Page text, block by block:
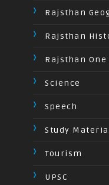
Rajsthan
Rajsthan
Rajsthan One
Science
Speech
Study
Tourism
UPSC